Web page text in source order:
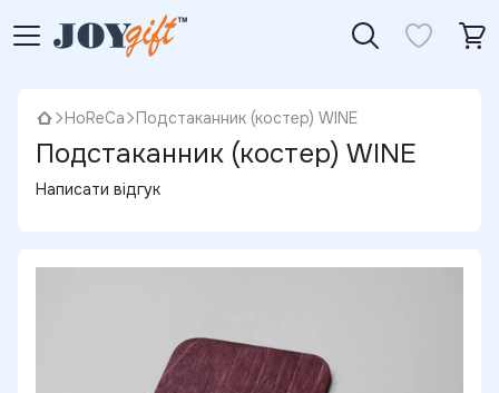
HoReCa Подстаканник (костер) WINE
Подстаканник (костер) WINE
Написати відгук